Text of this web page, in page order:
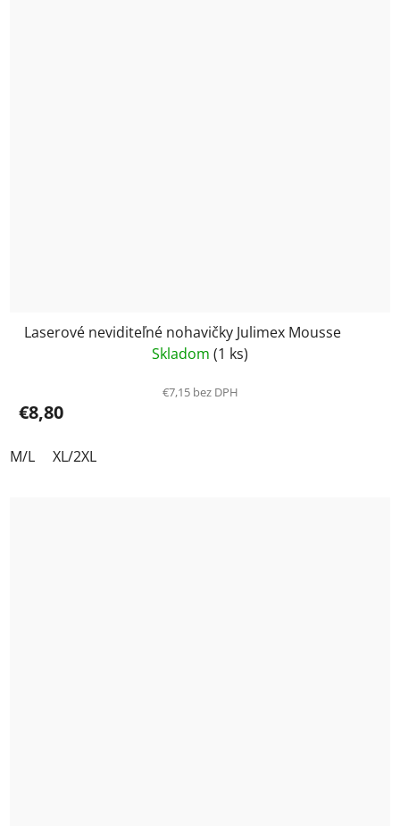
Laserové neviditeľné nohavičky Julimex Mousse
Skladom (1 ks)
€7,15 bez DPH
€8,80
M/L XL/2XL